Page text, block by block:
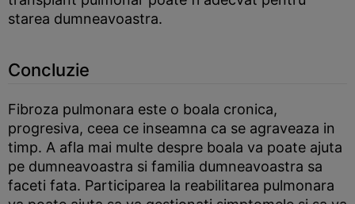
starea dumneavoastra.
Concluzie
Fibroza pulmonara este o boala cronica,
progresiva, ceea ce inseamna ca se agraveaza in
timp. A afla mai multe despre boala va poate ajuta
pe dumneavoastra si familia dumneavoastra sa
faceti fata. Participarea la reabilitarea pulmonara